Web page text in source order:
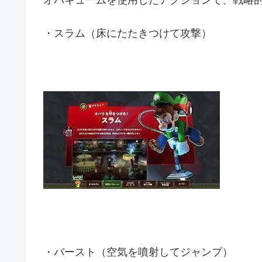
・スラム（床にたたきつけて攻撃）
・バースト（空気を噴射してジャンプ）